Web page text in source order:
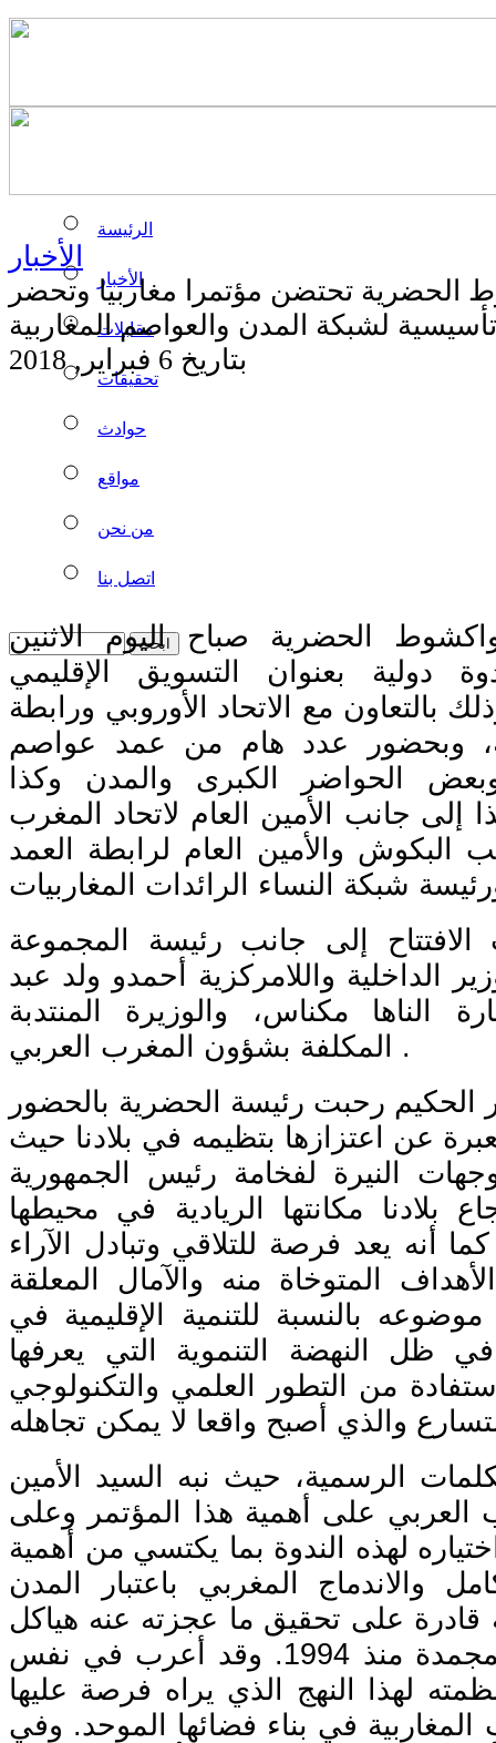
الرئيسة
الأخبار
مقابلات
تحقيقات
حوادث
مواقع
من نحن
اتصل بنا
الأخبار
الحضرية تحتضن مؤتمرا مغاربيا وتحضر
تأسيسية لشبكة المدن والعواصم المغاربية
بتاريخ 6 فبراير, 2018
الحضرية صباح اليوم الاثنين
دولية بعنوان التسويق الإقليمي
بالتعاون مع الاتحاد الأوروبي ورابطة
وبحضور عدد هام من عمد عواصم
الحواضر الكبرى والمدن وكذا
إلى جانب الأمين العام لاتحاد المغرب
البكوش والأمين العام لرابطة العمد
إلى جانب رئيسة المجموعة
الداخلية واللامركزية أحمدو ولد عبد
الناها مكناس، والوزيرة المنتدبة
المكلفة بشؤون المغرب العربي .
الحكيم رحبت رئيسة الحضرية بالحضور
عن اعتزازها بتظيمه في بلادنا حيث
النيرة لفخامة رئيس الجمهورية
بلادنا مكانتها الريادية في محيطها
أنه يعد فرصة للتلاقي وتبادل الآراء
المتوخاة منه والآمال المعلقة
بالنسبة للتنمية الإقليمية في
ظل النهضة التنموية التي يعرفها
من التطور العلمي والتكنولوجي
الرسمية، حيث نبه السيد الأمين
العربي على أهمية هذا المؤتمر وعلى
لهذه الندوة بما يكتسي من أهمية
والاندماج المغربي باعتبار المدن
قادرة على تحقيق ما عجزته عنه هياكل
الاتحاد المغاربي المجمدة منذ 1994. وقد أعرب في نفس
لهذا النهج الذي يراه فرصة عليها
في بناء فضائها الموحد. وفي